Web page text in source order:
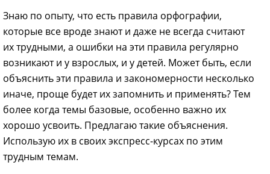
Знаю по опыту, что есть правила орфографии,
которые все вроде знают и даже не всегда считают
их трудными, а ошибки на эти правила регулярно
возникают и у взрослых, и у детей. Может быть, если
объяснить эти правила и закономерности несколько
иначе, проще будет их запомнить и применять? Тем
более когда темы базовые, особенно важно их
хорошо усвоить. Предлагаю такие объяснения.
Использую их в своих экспресс-курсах по этим
трудным темам.